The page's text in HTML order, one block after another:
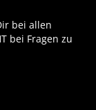
bei allen
bei Fragen zu